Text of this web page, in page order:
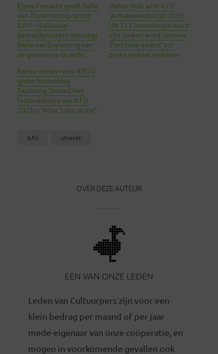
Elena Ferrante geeft Belle
van Zuylenlezing op het
ILFU – Italiaanse
bestsellerauteur ontvangt
Belle van Zuylenring van
de gemeente Utrecht
Mahat Arab wint ILFU
Verhalenwedstrijd 2021:
Uit 723 inzendingen werd
zijn spoken word opname
‘Part-time vaders’ tot
beste verhaal verkozen
Eerste namen voor ILFU’s
grote festivaldag
Exploring Stories; Het
festivalthema van ILFU
2023 is ‘What’s the story?’
ILFU utrecht
OVER DEZE AUTEUR
EEN VAN ONZE LEDEN
Leden van Cultuurpers zijn voor een
klein bedrag per maand of per jaar
mede-eigenaar van onze coöperatie, en
mogen in voorkomende gevallen ook